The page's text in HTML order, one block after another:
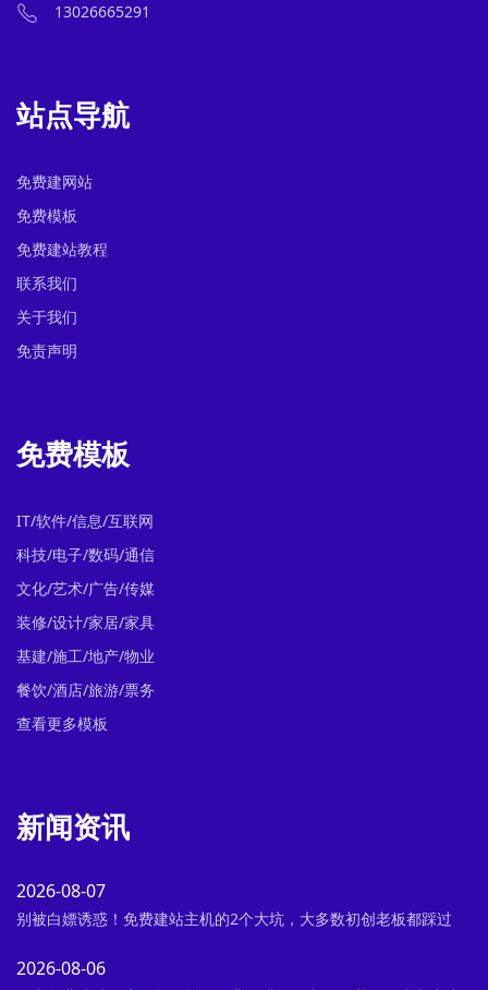
13026665291
站点导航
免费建网站
免费模板
免费建站教程
联系我们
关于我们
免责声明
免费模板
IT/软件/信息/互联网
科技/电子/数码/通信
文化/艺术/广告/传媒
装修/设计/家居/家具
基建/施工/地产/物业
餐饮/酒店/旅游/票务
查看更多模板
新闻资讯
2026-08-07
别被白嫖诱惑！免费建站主机的2个大坑，大多数初创老板都踩过
2026-08-06